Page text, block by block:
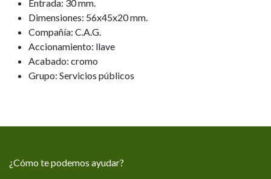
Entrada: 30 mm.
Dimensiones: 56x45x20 mm.
Compañía: C.A.G.
Accionamiento: llave
Acabado: cromo
Grupo: Servicios públicos
¿Cómo te podemos ayudar?